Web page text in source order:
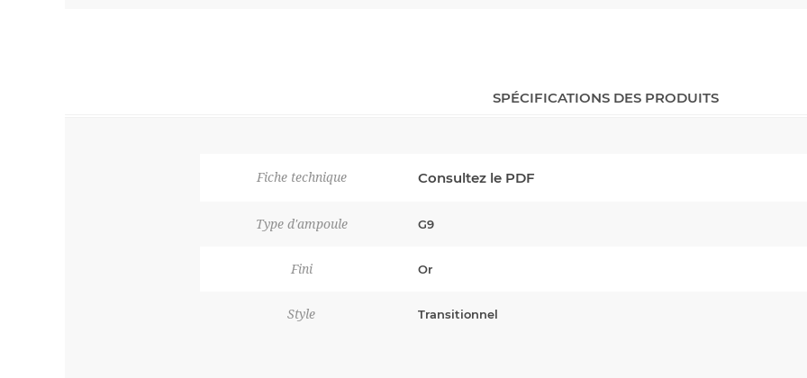
SPÉCIFICATIONS DES PRODUITS
Fiche technique Consultez le PDF
Type d'ampoule G9
Fini Or
Style Transitionnel